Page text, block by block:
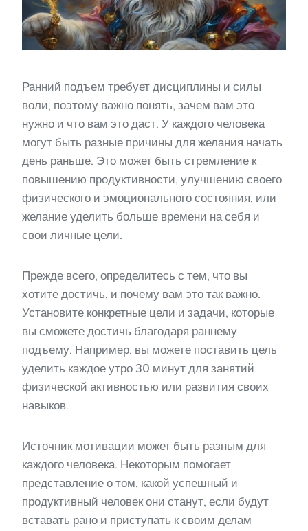
Ранний подъем требует дисциплины и силы
воли, поэтому важно понять, зачем вам это
нужно и что вам это даст. У каждого человека
могут быть разные причины для желания начать
день раньше. Это может быть стремление к
повышению продуктивности, улучшению своего
физического и эмоционального состояния, или
желание уделить больше времени на себя и
свои личные цели.
Прежде всего, определитесь с тем, что вы
хотите достичь, и почему вам это так важно.
Установите конкретные цели и задачи, которые
вы сможете достичь благодаря раннему
подъему. Например, вы можете поставить цель
уделить каждое утро 30 минут для занятий
физической активностью или развития своих
навыков.
Источник мотивации может быть разным для
каждого человека. Некоторым помогает
представление о том, какой успешный и
продуктивный человек они станут, если будут
вставать рано и приступать к своим делам